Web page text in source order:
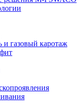
и газовый каротаж